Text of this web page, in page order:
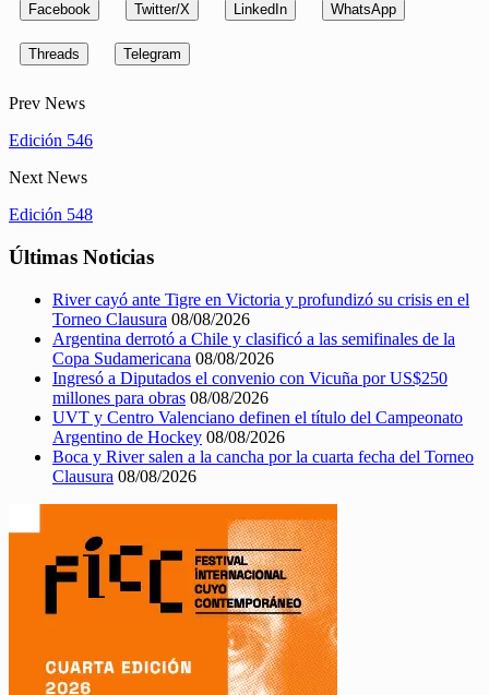
Facebook Twitter/X LinkedIn WhatsApp
Threads Telegram
Prev News
Edición 546
Next News
Edición 548
Últimas Noticias
River cayó ante Tigre en Victoria y profundizó su crisis en el
Torneo Clausura 08/08/2026
Argentina derrotó a Chile y clasificó a las semifinales de la
Copa Sudamericana 08/08/2026
Ingresó a Diputados el convenio con Vicuña por US$250
millones para obras 08/08/2026
UVT y Centro Valenciano definen el título del Campeonato
Argentino de Hockey 08/08/2026
Boca y River salen a la cancha por la cuarta fecha del Torneo
Clausura 08/08/2026